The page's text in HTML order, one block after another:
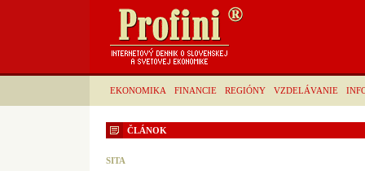
EKONOMIKA FINANCIE REGIÓNY VZDELÁVANIE
ČLÁNOK
SITA